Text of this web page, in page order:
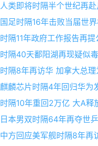
人类即将时隔半个世纪再
国足时隔16年击败当届世
时隔11年政府工作报告再
时隔40天鄱阳湖再现疑似
时隔8年再访华 加拿大总
麒麟芯片时隔4年回归华为
时隔10年重回2万亿 大A释
日本男双时隔64年再夺世
中方回应美军舰时隔8年再